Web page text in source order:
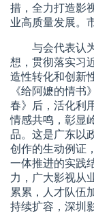
措，全力打造影
业高质量发展。
与会代表认为
想，贯彻落实习
造性转化和创新
《给阿嬷的情书
春》后，活化利
情感共鸣，彰显
品。这是广东以
创作的生动例证
一体推进的实践
力，广大影视从
累累，人才队伍
持续扩容，深圳